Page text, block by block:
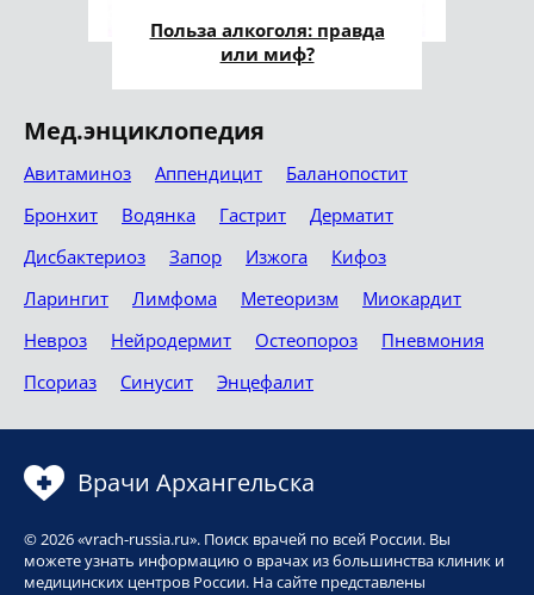
Польза алкоголя: правда
или миф?
Мед.энциклопедия
Авитаминоз Аппендицит
Баланопостит
Бронхит
Водянка Гастрит
Дерматит
Дисбактериоз
Запор Изжога
Кифоз
Ларингит
Лимфома Метеоризм
Миокардит
Невроз
Нейродермит Остеопороз
Пневмония
Псориаз
Синусит Энцефалит
Врачи Архангельска
© 2026 «vrach-russia.ru». Поиск врачей по всей России. Вы
можете узнать информацию о врачах из большинства клиник и
медицинских центров России. На сайте представлены